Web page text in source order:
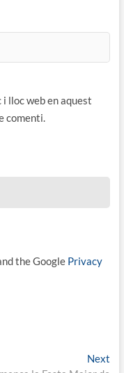
lloc web en aquest
comenti.
the Google Privacy
Next